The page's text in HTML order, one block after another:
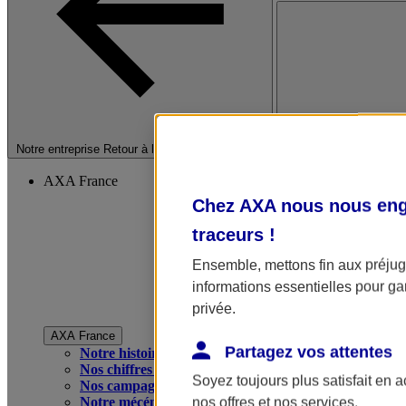
Notre entreprise Retour à la section précédente
AXA France
AXA France
Notre histoire
Nos chiffres clés
Nos campagnes publicitaires
Notre mécénat
Chez AXA nous nous
traceurs !
Ensemble, mettons fin aux
informations essentielles pour
privée.
Partagez vos attentes
Soyez toujours plus satisfait en
nos offres et nos services.